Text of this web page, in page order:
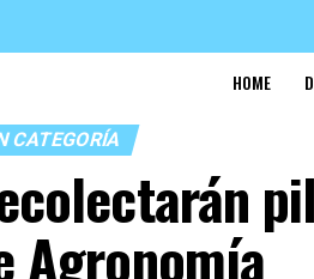
HOME
CATEGORÍA
Agronomía